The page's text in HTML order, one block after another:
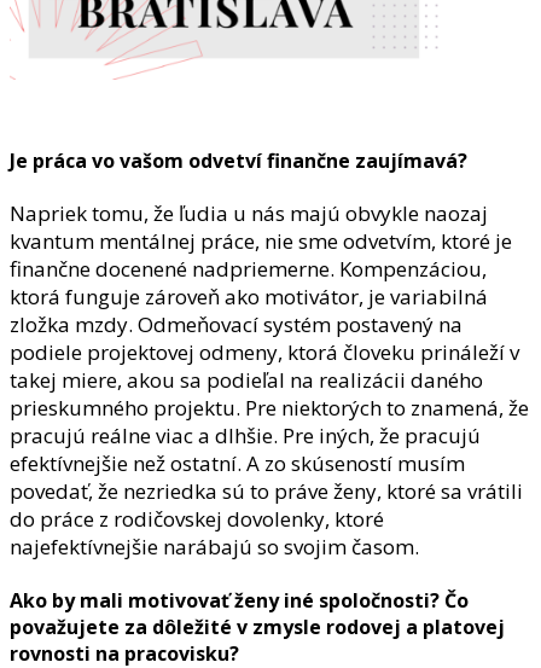
Je práca vo vašom odvetví finančne zaujímavá?
Napriek tomu, že ľudia u nás majú obvykle naozaj
kvantum mentálnej práce, nie sme odvetvím, ktoré je
finančne docenené nadpriemerne. Kompenzáciou,
ktorá funguje zároveň ako motivátor, je variabilná
zložka mzdy. Odmeňovací systém postavený na
podiele projektovej odmeny, ktorá človeku prináleží v
takej miere, akou sa podieľal na realizácii daného
prieskumného projektu. Pre niektorých to znamená, že
pracujú reálne viac a dlhšie. Pre iných, že pracujú
efektívnejšie než ostatní. A zo skúseností musím
povedať, že nezriedka sú to práve ženy, ktoré sa vrátili
do práce z rodičovskej dovolenky, ktoré
najefektívnejšie narábajú so svojim časom.
Ako by mali motivovať ženy iné spoločnosti? Čo
považujete za dôležité v zmysle rodovej a platovej
rovnosti na pracovisku?